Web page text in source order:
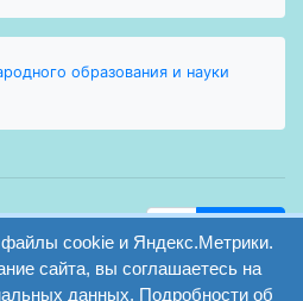
образования и науки
вход
Версия
cookie и Яндекс.Метрики.
сайта, вы соглашаетесь на
данных. Подробности об